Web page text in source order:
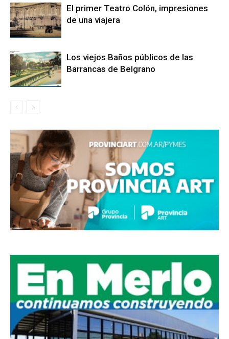
El primer Teatro Colón, impresiones
de una viajera
Los viejos Baños públicos de las
Barrancas de Belgrano